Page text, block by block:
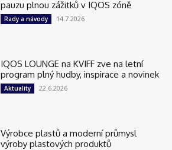
pauzu plnou zážitků v IQOS zóně
Rady a návody 14.7.2026
IQOS LOUNGE na KVIFF zve na letní
program plný hudby, inspirace a novinek
Aktuality 22.6.2026
Výrobce plastů a moderní průmysl
výroby plastových produktů